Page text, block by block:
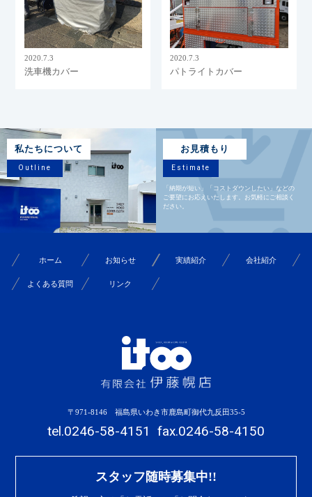
2020.7.3
洗車機カバー
2020.7.3
パトライトカバー
私たちについて
Outline
お見積もり
Estimate
「納期が短い」「コストダウンしたい」などの
ご要望にお応えいたします。お気軽にご相談く
ださい。
ホーム お知らせ 実績紹介 会社紹介
よくある質問 リンク
〒971-8146 福島県いわき市鹿島町御代九反田35-5
tel.0246-58-4151 fax.0246-58-4150
スタッフ随時募集中!!